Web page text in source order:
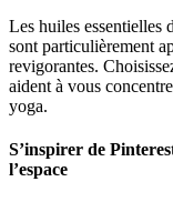
Les huiles essentielles
sont particulièrement
revigorantes.
aident à vous
yoga.
S’inspirer de
l’espace